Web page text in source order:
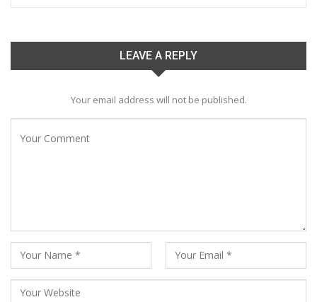
LEAVE A REPLY
Your email address will not be published.